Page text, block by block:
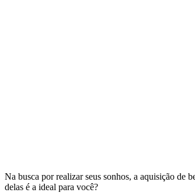
Na busca por realizar seus sonhos, a aquisição de
delas é a ideal para você?